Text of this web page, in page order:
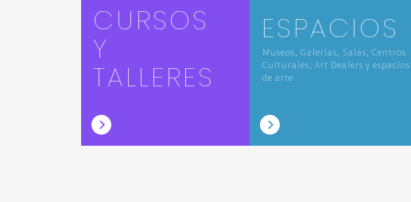
CURSOS
Y
TALLERES
ESPACIOS
Museos, Galerías, Salas, Centros
Culturales, Art Dealers y espacios
de arte